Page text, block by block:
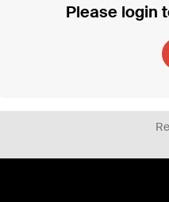
Please login